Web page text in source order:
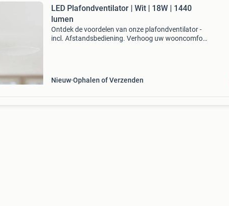
LED Plafondventilator | Wit | 18W | 1440
lumen
Ontdek de voordelen van onze plafondventilator -
incl. Afstandsbediening. Verhoog uw wooncomfort
Nieuw Ophalen of Verzenden